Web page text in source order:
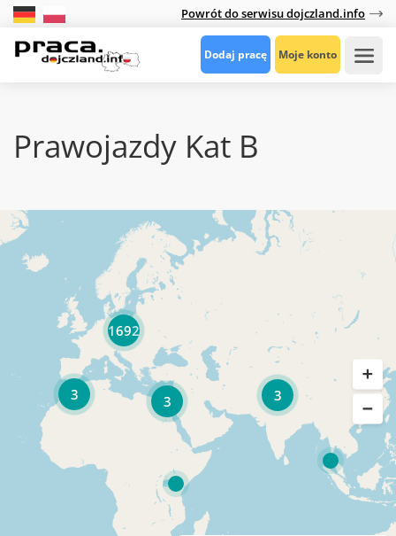
Powrót do serwisu dojczland.info
Dodaj pracę Moje konto
Prawojazdy Kat B
3
3
3
1692